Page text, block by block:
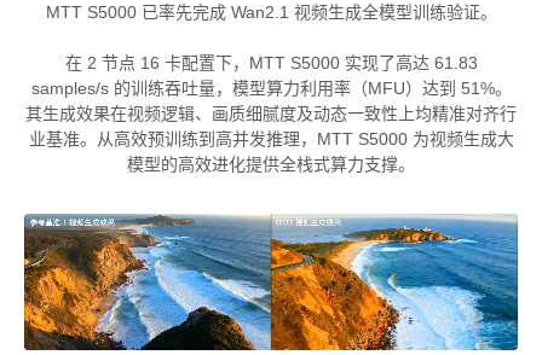
MTT S5000 已率先完成 Wan2.1 视频生成全模型训练验证。
在 2 节点 16 卡配置下，MTT S5000 实现了高达 61.83
samples/s 的训练吞吐量，模型算力利用率（MFU）达到 51%。
其生成效果在视频逻辑、画质细腻度及动态一致性上均精准对齐行
业基准。从高效预训练到高并发推理，MTT S5000 为视频生成大
模型的高效进化提供全栈式算力支撑。